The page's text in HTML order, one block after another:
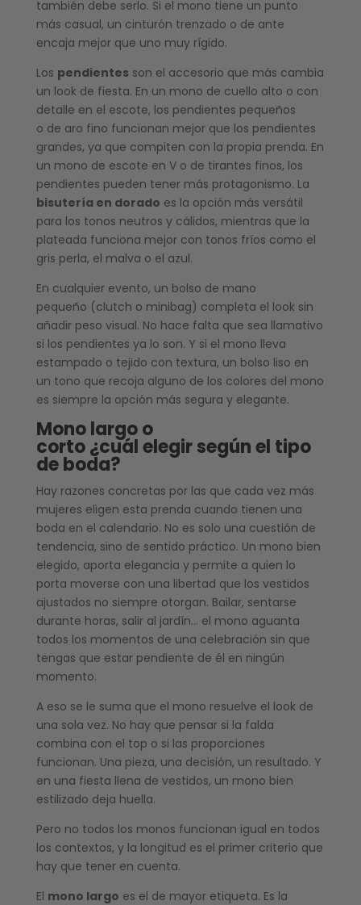
también debe serlo. Si el mono tiene un punto
más casual, un cinturón trenzado o de ante
encaja mejor que uno muy rígido.
Los pendientesson el accesorio que más cambia
un look de fiesta. En un mono de cuello alto o con
detalle en el escote, los pendientes pequeños
o de aro fino funcionan mejor que los pendientes
grandes, ya que compiten con la propia prenda. En
un mono de escote en V o de tirantes finos, los
pendientes pueden tener más protagonismo. La
bisutería en dorado es la opción más versátil
para los tonos neutros y cálidos, mientras que la
plateada funciona mejor con tonos fríos como el
gris perla, el malva o el azul.
En cualquier evento, un bolso de mano
pequeño (clutch o minibag) completa el look sin
añadir peso visual. No hace falta que sea llamativo
si los pendientes ya lo son. Y si el mono lleva
estampado o tejido con textura, un bolso liso en
un tono que recoja alguno de los colores del mono
es siempre la opción más segura y elegante.
Mono largo o
corto ¿cuál elegir según el tipo
de boda?
Hay razones concretas por las que cada vez más
mujeres eligen esta prenda cuando tienen una
boda en el calendario. No es solo una cuestión de
tendencia, sino de sentido práctico. Un mono bien
elegido, aporta elegancia y permite a quien lo
porta moverse con una libertad que los vestidos
ajustados no siempre otorgan. Bailar, sentarse
durante horas, salir al jardín… el mono aguanta
todos los momentos de una celebración sin que
tengas que estar pendiente de él en ningún
momento.
A eso se le suma que el mono resuelve el look de
una sola vez. No hay que pensar si la falda
combina con el top o si las proporciones
funcionan. Una pieza, una decisión, un resultado. Y
en una fiesta llena de vestidos, un mono bien
estilizado deja huella.
Pero no todos los monos funcionan igual en todos
los contextos, y la longitud es el primer criterio que
hay que tener en cuenta.
El mono largo es el de mayor etiqueta. Es la